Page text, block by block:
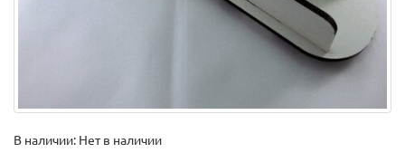
В наличии: Нет в наличии